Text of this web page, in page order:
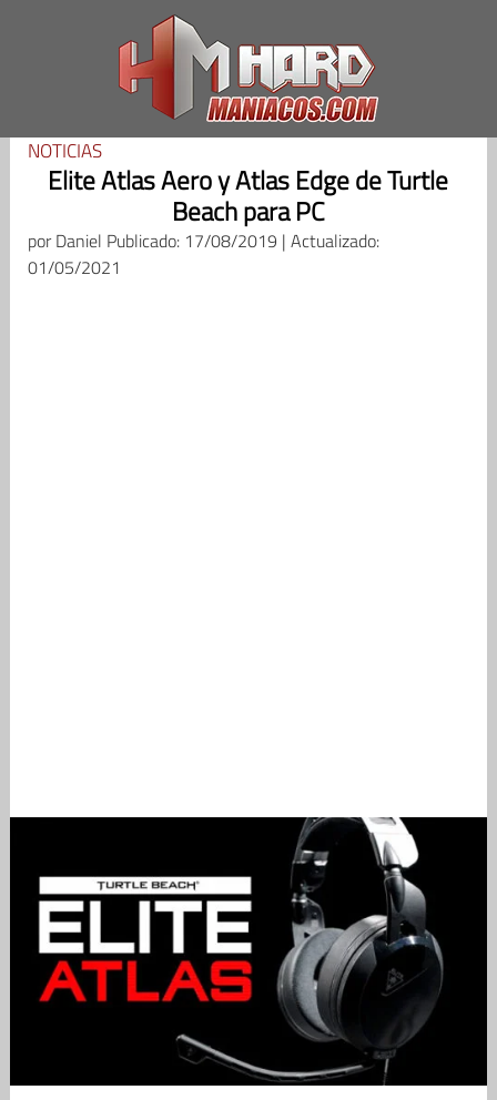
NOTICIAS
Elite Atlas Aero y Atlas Edge de Turtle
Beach para PC
porDaniel Publicado: 17/08/2019 | Actualizado:
01/05/2021